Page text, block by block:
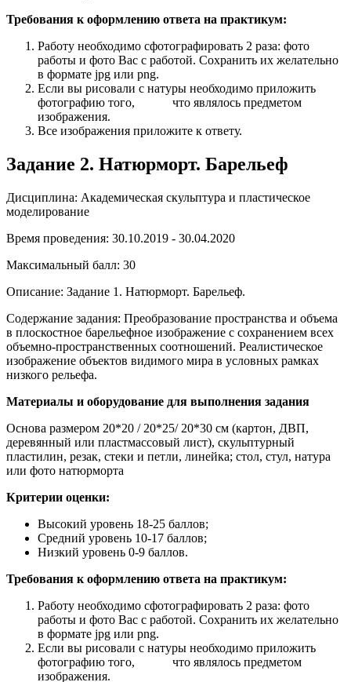
Требования к оформлению ответа на практикум:
Работу необходимо сфотографировать 2 раза: фото
работы и фото Вас с работой. Сохранить их желательно
в формате jpg или png.
Если вы рисовали с натуры необходимо приложить
фотографию того, что являлось предметом
изображения.
Все изображения приложите к ответу.
Задание 2. Натюрморт. Барельеф
Дисциплина: Академическая скульптура и пластическое
моделирование
Время проведения: 30.10.2019 - 30.04.2020
Максимальный балл: 30
Описание: Задание 1. Натюрморт. Барельеф.
Содержание задания: Преобразование пространства и объема
в плоскостное барельефное изображение с сохранением всех
объемно-пространственных соотношений. Реалистическое
изображение объектов видимого мира в условных рамках
низкого рельефа.
Материалы и оборудование для выполнения задания
Основа размером 20*20 / 20*25/ 20*30 см (картон, ДВП,
деревянный или пластмассовый лист), скульптурный
пластилин, резак, стеки и петли, линейка; стол, стул, натура
или фото натюрморта
Критерии оценки:
Высокий уровень 18-25 баллов;
Средний уровень 10-17 баллов;
Низкий уровень 0-9 баллов.
Требования к оформлению ответа на практикум:
Работу необходимо сфотографировать 2 раза: фото
работы и фото Вас с работой. Сохранить их желательно
в формате jpg или png.
Если вы рисовали с натуры необходимо приложить
фотографию того, что являлось предметом
изображения.